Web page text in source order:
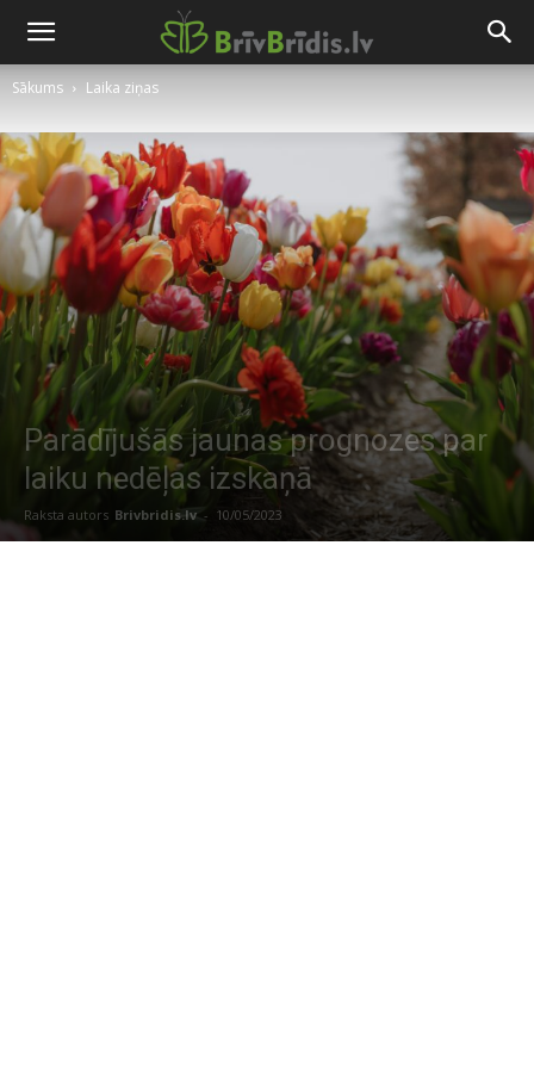
Sākums Laika ziņas
Parādījušās jaunas prognozes par
laiku nedēļas izskaņā
Raksta autors Brivbridis.lv - 10/05/2023